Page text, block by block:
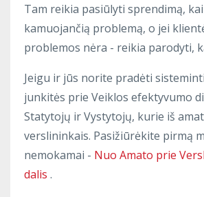
Tam reikia pasiūlyti sprendimą,
kamuojančią problemą, o jei
problemos nėra - reikia parodyti,
Jeigu ir jūs norite pradėti
junkitės prie Veiklos efektyvumo
Statytojų ir Vystytojų, kurie iš
verslininkais. Pasižiūrėkite pirmą
nemokamai - Nuo Amato prie
dalis .